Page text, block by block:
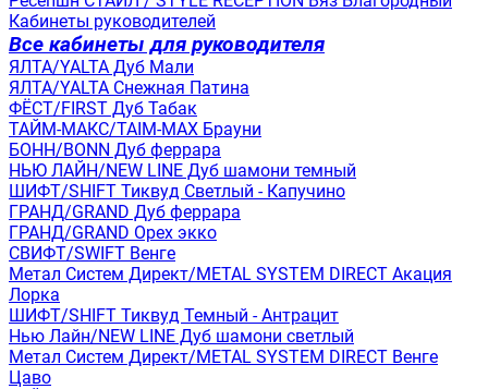
Кабинеты руководителей
Все кабинеты для руководителя
ЯЛТА/YALTA Дуб Мали
ЯЛТА/YALTA Снежная Патина
ФЁСТ/FIRST Дуб Табак
ТАЙМ-МАКС/TAIM-MAX Брауни
БОНН/BONN Дуб феррара
НЬЮ ЛАЙН/NEW LINE Дуб шамони темный
ШИФТ/SHIFT Тиквуд Светлый - Капучино
ГРАНД/GRAND Дуб феррара
ГРАНД/GRAND Орех экко
СВИФТ/SWIFT Венге
Метал Систем Директ/METAL SYSTEM DIRECT Акация
Лорка
ШИФТ/SHIFT Тиквуд Темный - Антрацит
Нью Лайн/NEW LINE Дуб шамони светлый
Метал Систем Директ/METAL SYSTEM DIRECT Венге
Цаво